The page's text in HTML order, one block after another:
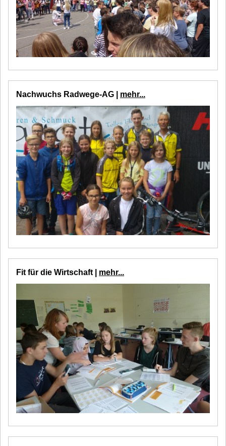
Nachwuchs Radwege-AG | mehr...
Fit für die Wirtschaft | mehr...